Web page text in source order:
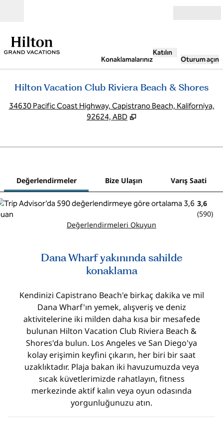
Konaklamalarınız
Katılın
Oturum açın
Hilton Vacation Club Riviera Beach & Shores
34630 Pacific Coast Highway, Capistrano Beach, Kaliforniya,
92624, ABD
Değerlendirmeler Bize Ulaşın Varış Saati
3,6
(590)
Değerlendirmeleri Okuyun
Dana Wharf yakınında sahilde
konaklama
Kendinizi Capistrano Beach'e birkaç dakika ve mil
Dana Wharf'ın yemek, alışveriş ve deniz
aktivitelerine iki milden daha kısa bir mesafede
bulunan Hilton Vacation Club Riviera Beach &
Shores'da bulun. Los Angeles ve San Diego'ya
kolay erişimin keyfini çıkarın, her biri bir saat
uzaklıktadır. Plaja bakan iki havuzumuzda veya
sıcak küvetlerimizde rahatlayın, fitness
merkezinde aktif kalın veya oyun odasında
yorgunluğunuzu atın.